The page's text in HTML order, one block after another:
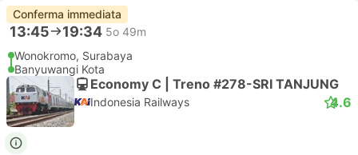
Conferma immediata
13:45 19:34 5o 49m
Wonokromo, Surabaya
Banyuwangi Kota
Economy C | Treno #278-SRI TANJUNG
Indonesia Railways 4.6